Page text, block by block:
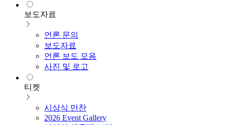
보도자료
언론 문의
보도자료
언론 보도 모음
사진 및 로고
티켓
시상식 만찬
2026 Event Gallery